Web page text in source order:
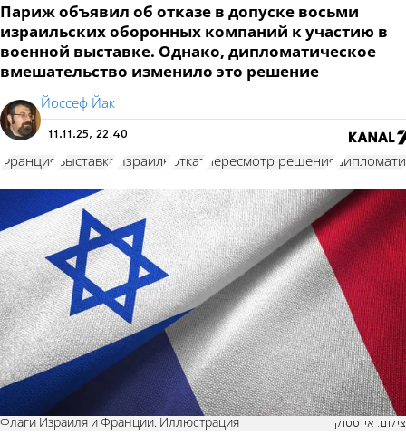
Париж объявил об отказе в допуске восьми
израильских оборонных компаний к участию в
военной выставке. Однако, дипломатическое
вмешательство изменило это решение
Йоссеф Йак
11.11.25, 22:40
Франция Выставка Израиль отказ пересмотр решения
Флаги Израиля и Франции. Иллюстрация צילום: אייסטוק